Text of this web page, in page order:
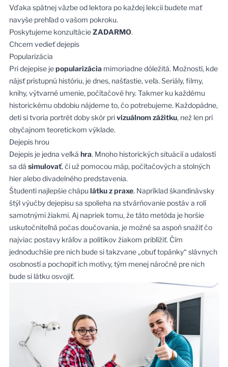
Vďaka spätnej väzbe od lektora po každej lekcii budete mať
navyše prehľad o vašom pokroku.
Poskytujeme konzultácieZADARMO.
Chcem vedieť dejepis
Popularizácia
Pri dejepise jepopularizácia mimoriadne dôležitá. Možností, kde
nájsť prístupnú históriu, je dnes, našťastie, veľa. Seriály, filmy,
knihy, výtvarné umenie, počítačové hry. Takmer ku každému
historickému obdobiu nájdeme to, čo potrebujeme. Každopádne,
deti si tvoria portrét doby skôr privizuálnom zážitku, než len pri
obyčajnom teoretickom výklade.
Dejepis hrou
Dejepis je jedna veľká hra. Mnoho historických situácií a udalostí
sa dá simulovať, či už pomocou máp, počítačových a stolných
hier alebo divadelného predstavenia.
Študenti najlepšie chápu látku z praxe. Napríklad škandinávsky
štýl výučby dejepisu sa spolieha na stvárňovanie postáv a rolí
samotnými žiakmi. Aj napriek tomu, že táto metóda je horšie
uskutočniteľná počas doučovania, je možné sa aspoň snažiť čo
najviac postavy kráľov a politikov žiakom priblížiť. Čím
jednoduchšie pre nich bude si takzvane „obuť topánky“ slávnych
osobností a pochopiť ich motívy, tým menej náročné pre nich
bude si látku osvojiť.